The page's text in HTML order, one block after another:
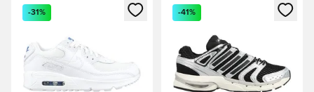
Opent een venster om in te loggen of je aan te melden als
-31%
Opent een venster om in te
-41%